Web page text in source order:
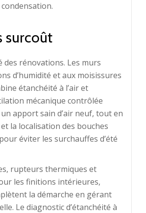
surcoût
rénovations. Les murs
d’humidité et aux moisissures
étanchéité à l’air et
mécanique contrôlée
apport sain d’air neuf, tout en
la localisation des bouches
éviter les surchauffes d’été
rupteurs thermiques et
les finitions intérieures,
la démarche en gérant
Le diagnostic d’étanchéité à